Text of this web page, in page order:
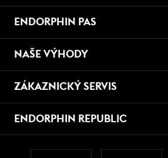
ENDORPHIN PAS
NAŠE VÝHODY
ZÁKAZNICKÝ SERVIS
ENDORPHIN REPUBLIC